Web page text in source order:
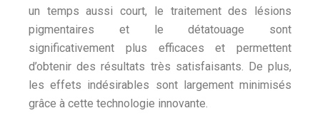
un temps aussi court, le traitement des lésions
pigmentaires et le détatouage sont
significativement plus efficaces et permettent
d’obtenir des résultats très satisfaisants. De plus,
les effets indésirables sont largement minimisés
grâce à cette technologie innovante.